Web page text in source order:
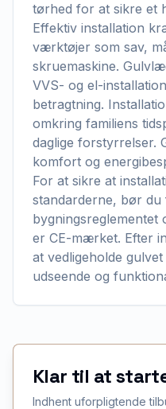
tørhed for at sikre et
Effektiv installation
værktøjer som sav,
skruemaskine.
VVS- og el-
betragtning.
omkring familiens
daglige forstyrrelser.
komfort og
For at sikre at
standarderne, bør du
bygningsreglementet
er CE-mærket. Efter
at vedligeholde
udseende og
Klar til at
Indhent uforpligtende